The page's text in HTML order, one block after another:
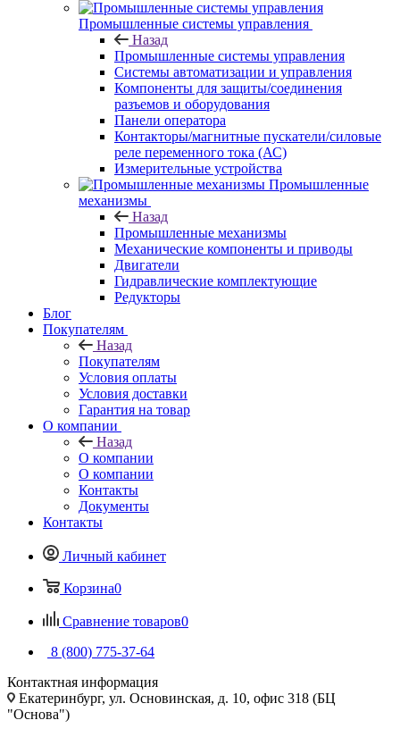
Промышленные системы управления
Назад
Промышленные системы управления
Системы автоматизации и управления
Компоненты для защиты/соединения
разъемов и оборудования
Панели оператора
Контакторы/магнитные пускатели/силовые
реле переменного тока (АС)
Измерительные устройства
Промышленные
механизмы
Назад
Промышленные механизмы
Механические компоненты и приводы
Двигатели
Гидравлические комплектующие
Редукторы
Блог
Покупателям
Назад
Покупателям
Условия оплаты
Условия доставки
Гарантия на товар
О компании
Назад
О компании
О компании
Контакты
Документы
Контакты
Личный кабинет
Корзина0
Сравнение товаров0
8 (800) 775-37-64
Контактная информация
Екатеринбург, ул. Основинская, д. 10, офис 318 (БЦ
"Основа")